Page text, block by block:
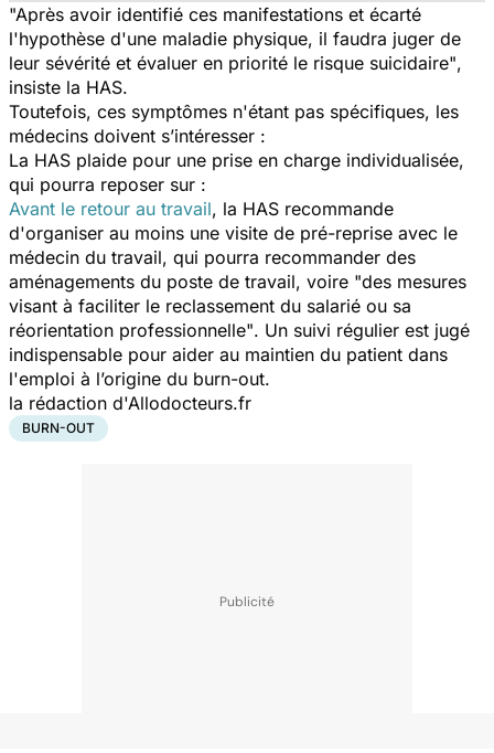
"Après avoir identifié ces manifestations et écarté
l'hypothèse d'une maladie physique, il faudra juger de
leur sévérité et évaluer en priorité le risque suicidaire",
insiste la HAS.
Toutefois, ces symptômes n'étant pas spécifiques, les
médecins doivent s’intéresser :
La HAS plaide pour une prise en charge individualisée,
qui pourra reposer sur :
Avant le retour au travail, la HAS recommande
d'organiser au moins une visite de pré-reprise avec le
médecin du travail, qui pourra recommander des
aménagements du poste de travail, voire "des mesures
visant à faciliter le reclassement du salarié ou sa
réorientation professionnelle". Un suivi régulier est jugé
indispensable pour aider au maintien du patient dans
l'emploi à l’origine du burn-out.
la rédaction d'Allodocteurs.fr
BURN-OUT